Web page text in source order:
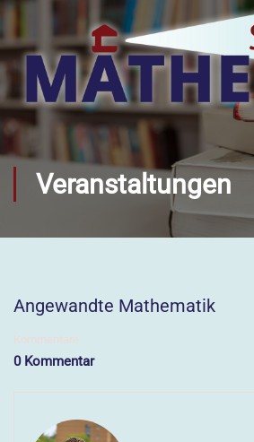
Veranstaltungen
Angewandte Mathematik
0 Kommentar